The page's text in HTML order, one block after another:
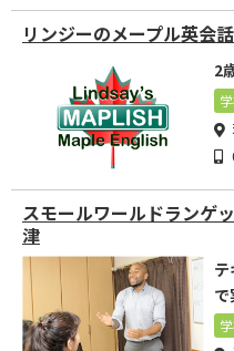
リンジーのメープル英会話
2
スモールワールドランゲ
津
ー